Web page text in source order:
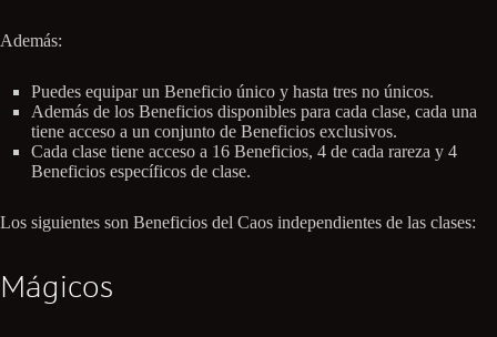
Además:
Puedes equipar un Beneficio único y hasta tres no únicos.
Además de los Beneficios disponibles para cada clase, cada una
tiene acceso a un conjunto de Beneficios exclusivos.
Cada clase tiene acceso a 16 Beneficios, 4 de cada rareza y 4
Beneficios específicos de clase.
Los siguientes son Beneficios del Caos independientes de las clases:
Mágicos